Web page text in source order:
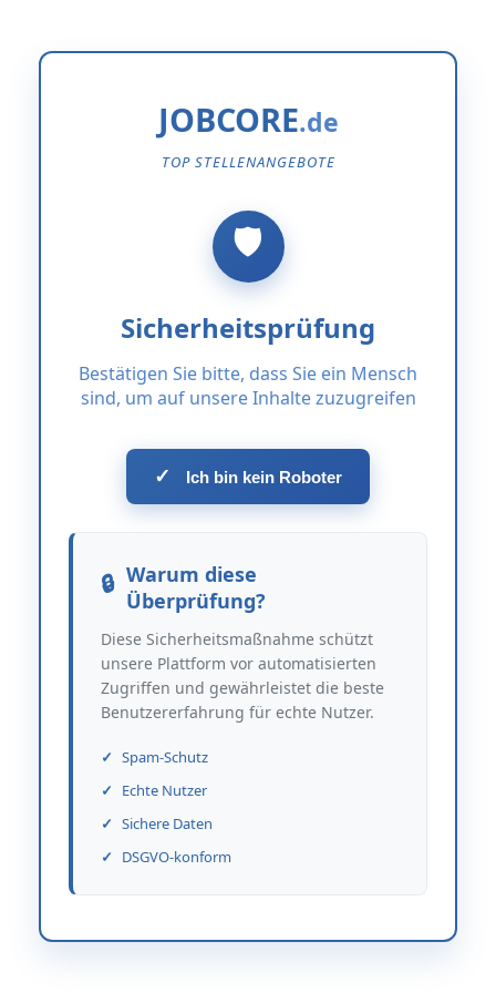
JOBCORE
TOP STELLENANGEBOTE
Sicherheitsprüfung
Bestätigen Sie bitte, dass Sie ein Mensch
sind, um auf unsere Inhalte zuzugreifen
✓ Ich bin kein Roboter
Warum diese
Überprüfung?
Diese Sicherheitsmaßnahme schützt
unsere Plattform vor automatisierten
Zugriffen und gewährleistet die beste
Benutzererfahrung für echte Nutzer.
Spam-Schutz
Echte Nutzer
Sichere Daten
DSGVO-konform